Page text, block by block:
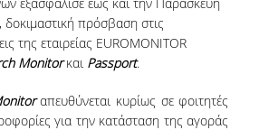
ΕΡΓΑ ΑΝΑΠΤΥΞΗΣ
ΣΥΛΛΟΓΕΣ
ΕΝΤΥΠΕΣ ΣΥΛΛΟΓΕΣ
πρόσβαση στις
της εταιρείας EUROMONITOR
Monitorκαι Passport.
απευθύνεται κυρίως σε φοιτητές
για την κατάσταση της αγοράς